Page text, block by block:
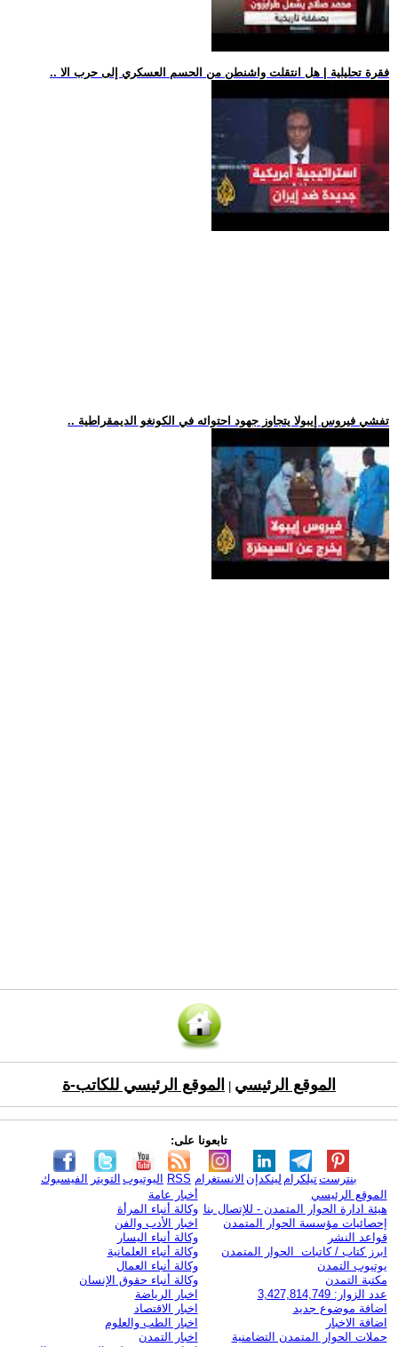
.. فقرة تحليلية | هل انتقلت واشنطن من الحسم العسكري إلى حرب الا
.. تفشي فيروس إيبولا يتجاوز جهود احتوائه في الكونغو الديمقراطية
الموقع الرئيسي الموقع الرئيسي للكاتب-ة
تابعونا على:
الفيسبوك التويتر اليوتيوب RSS الانستغرام لينكدإن تيلكرامبنترست
الموقع الرئيسي
هيئة ادارة الحوار المتمدن - للإتصال بنا
إحصائيات مؤسسة الحوار المتمدن
قواعد النشر
ابرز كتاب / كاتبات الحوار المتمدن
يوتيوب التمدن
مكتبة التمدن
عدد الزوار: 3,427,814,749
اضافة موضوع جديد
اضافة الاخبار
حملات الحوار المتمدن التضامنية
أخبار عامة
وكالة أنباء المرأة
اخبار الأدب والفن
وكالة أنباء اليسار
وكالة أنباء العلمانية
وكالة أنباء العمال
وكالة أنباء حقوق الإنسان
اخبار الرياضة
اخبار الاقتصاد
اخبار الطب والعلوم
اخبار التمدن